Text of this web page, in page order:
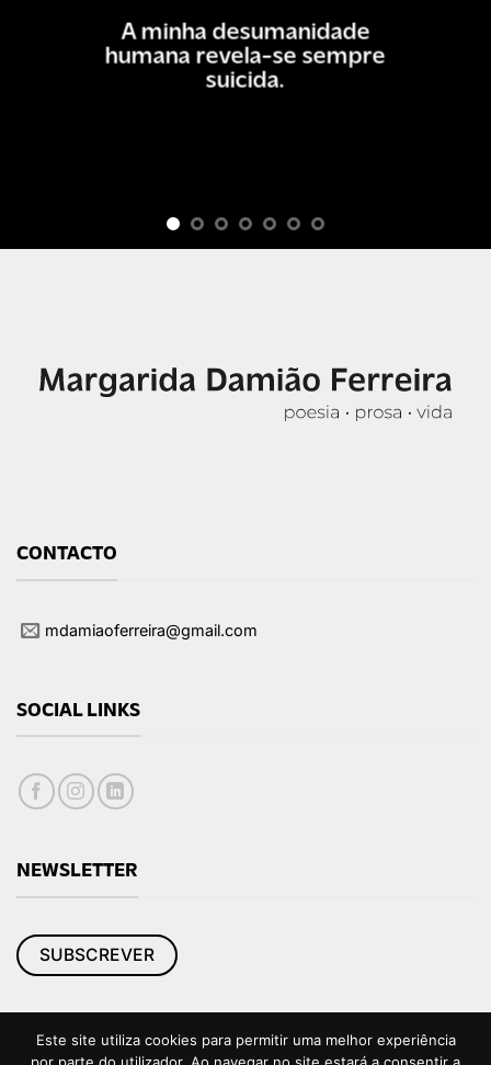
A minha desumanidade
humana revela-se sempre
suicida.
CONTACTO
mdamiaoferreira@gmail.com
SOCIAL LINKS
NEWSLETTER
SUBSCREVER
Este site utiliza cookies para permitir uma melhor experiência